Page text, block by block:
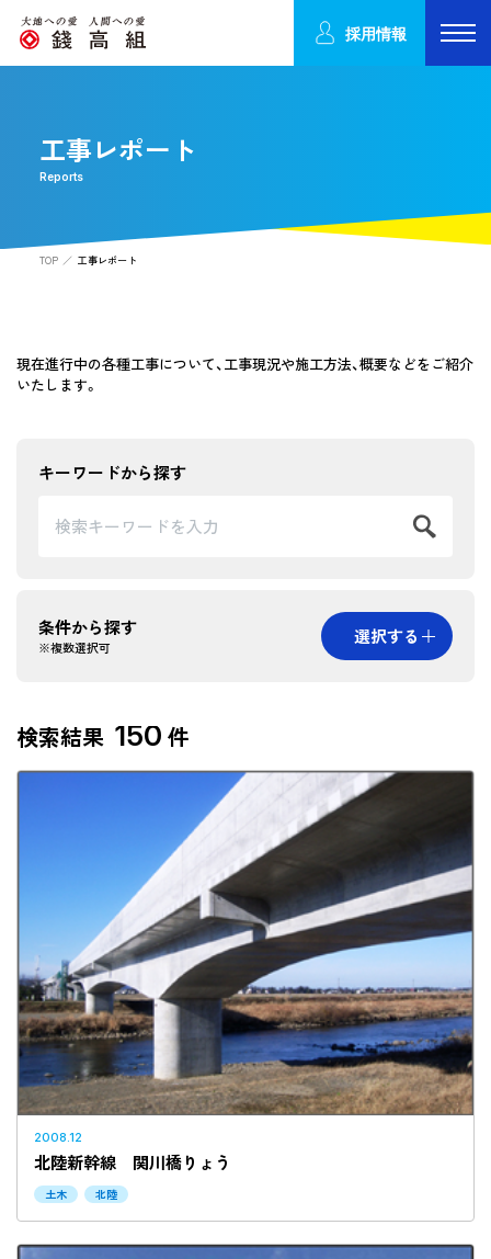
採用情報
工事レポート
Reports
TOP 工事レポート
現在進行中の各種工事について、工事現況や施工方法、概要などをご紹介
いたします。
キーワードから探す
条件から探す
※複数選択可 選択する
中国 四国 九州・沖縄 海外
掲載年から探す
2021年以降 2016～2020年
2010年以前
設計施工
当社設計
検索結果 150 件
2008.12
北陸新幹線 関川橋りょう
土木 北陸